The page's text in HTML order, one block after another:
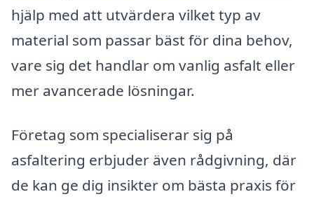
hjälp med att utvärdera vilket typ av
material som passar bäst för dina behov,
vare sig det handlar om vanlig asfalt eller
mer avancerade lösningar.
Företag som specialiserar sig på
asfaltering erbjuder även rådgivning, där
de kan ge dig insikter om bästa praxis för